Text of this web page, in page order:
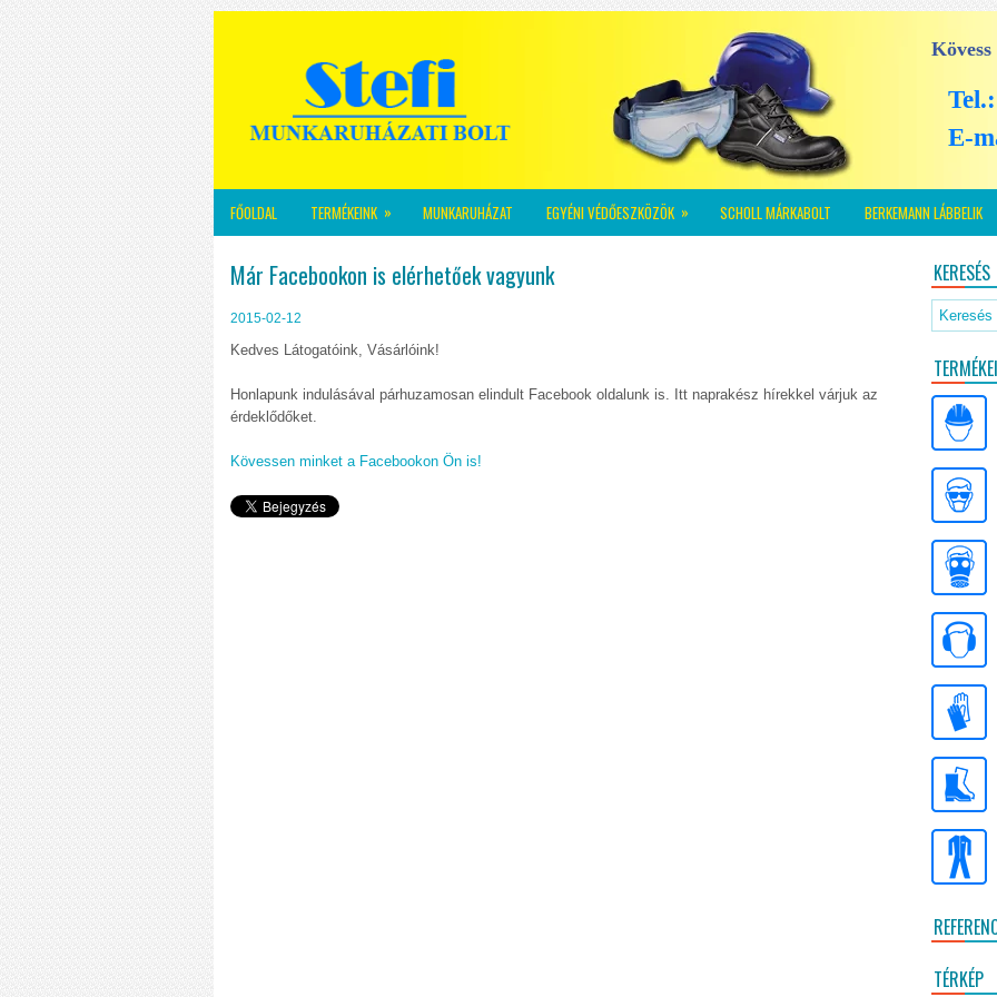
E-
FŐOLDAL TERMÉKEINK » MUNKARUHÁZAT EGYÉNI VÉDŐESZKÖZÖK » SCHOLL MÁRKABOLT BERKEMANN LÁBBELIK
Már Facebookon is elérhetőek vagyunk
2015-02-12
Kedves Látogatóink, Vásárlóink!
Honlapunk indulásával párhuzamosan elindult Facebook oldalunk is. Itt naprakész hírekkel várjuk az
érdeklődőket.
Kövessen minket a Facebookon Ön is!
KERESÉS
TÉRKÉP